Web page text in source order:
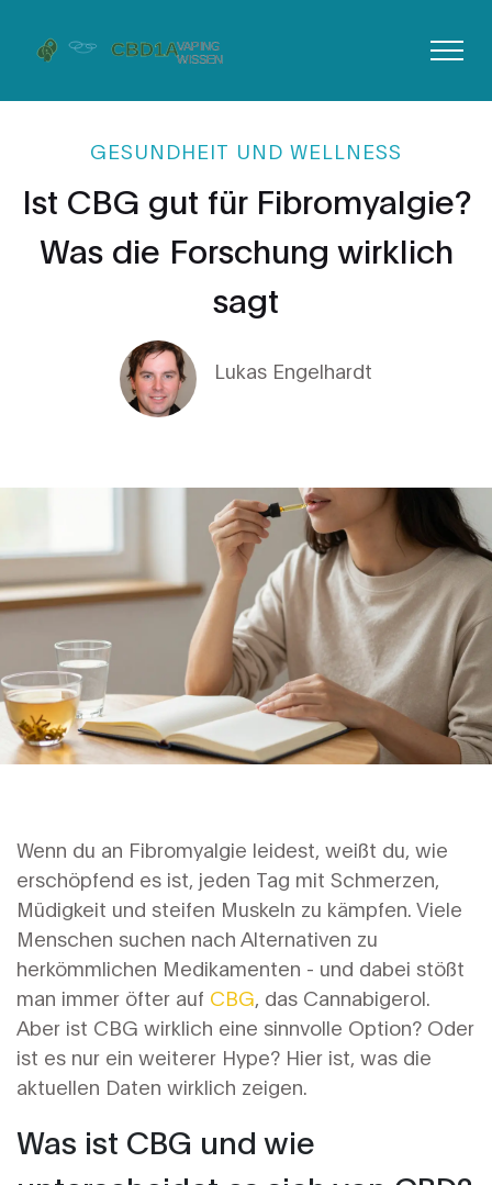
GESUNDHEIT UND WELLNESS
Ist CBG gut für Fibromyalgie?
Was die Forschung wirklich
sagt
Lukas Engelhardt
Wenn du an Fibromyalgie leidest, weißt du, wie
erschöpfend es ist, jeden Tag mit Schmerzen,
Müdigkeit und steifen Muskeln zu kämpfen. Viele
Menschen suchen nach Alternativen zu
herkömmlichen Medikamenten - und dabei stößt
man immer öfter auf CBG, das Cannabigerol.
Aber ist CBG wirklich eine sinnvolle Option? Oder
ist es nur ein weiterer Hype? Hier ist, was die
aktuellen Daten wirklich zeigen.
Was ist CBG und wie